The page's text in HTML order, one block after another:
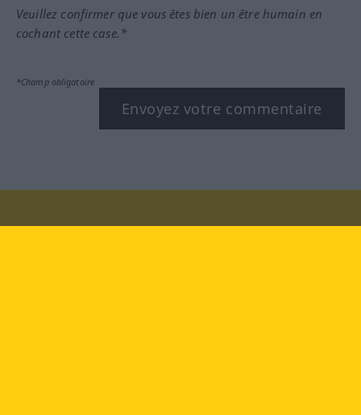
Veuillez confirmer que vous êtes bien un être humain en
cochant cette case.*
*Champ obligatoire
Envoyez votre commentaire